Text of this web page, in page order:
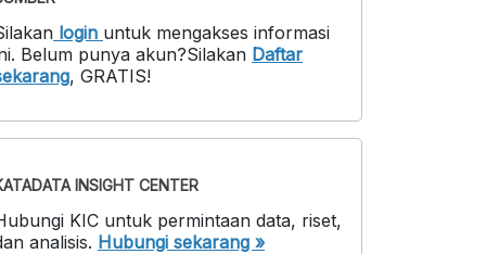
login untuk mengakses informasi
. Belum punya akun?Silakan Daftar
, GRATIS!
INSIGHT CENTER
KIC untuk permintaan data, riset,
analisis. Hubungi sekarang »